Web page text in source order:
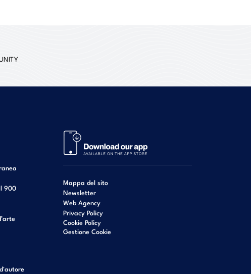
900
Mappa del sito
Newsletter
Web Agency
Privacy Policy
Cookie Policy
Gestione Cookie